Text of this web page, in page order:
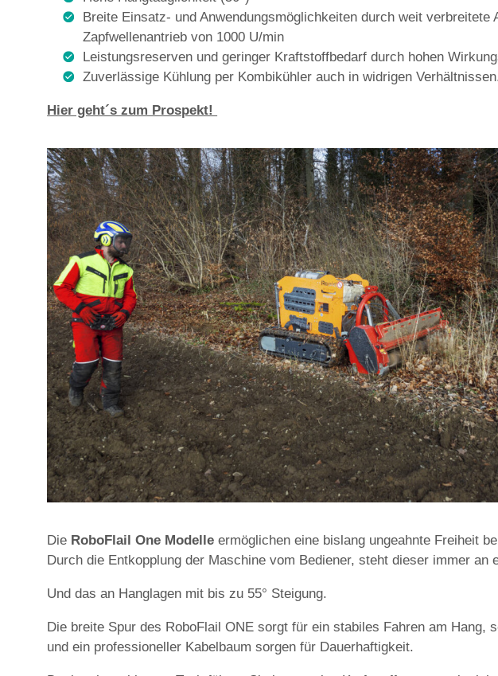
Breite Einsatz- und Anwendungsmöglichkeiten durch weit
Zapfwellenantrieb von 1000 U/min
Leistungsreserven und geringer Kraftstoffbedarf durch hohen
Zuverlässige Kühlung per Kombikühler auch in widrigen
Hier geht´s zum Prospekt!
Die RoboFlail One Modelle ermöglichen eine bislang ungeahnte Freiheit
Durch die Entkopplung der Maschine vom Bediener, steht dieser immer
Und das an Hanglagen mit bis zu 55° Steigung.
Die breite Spur des RoboFlail ONE sorgt für ein stabiles Fahren am
und ein professioneller Kabelbaum sorgen für Dauerhaftigkeit.